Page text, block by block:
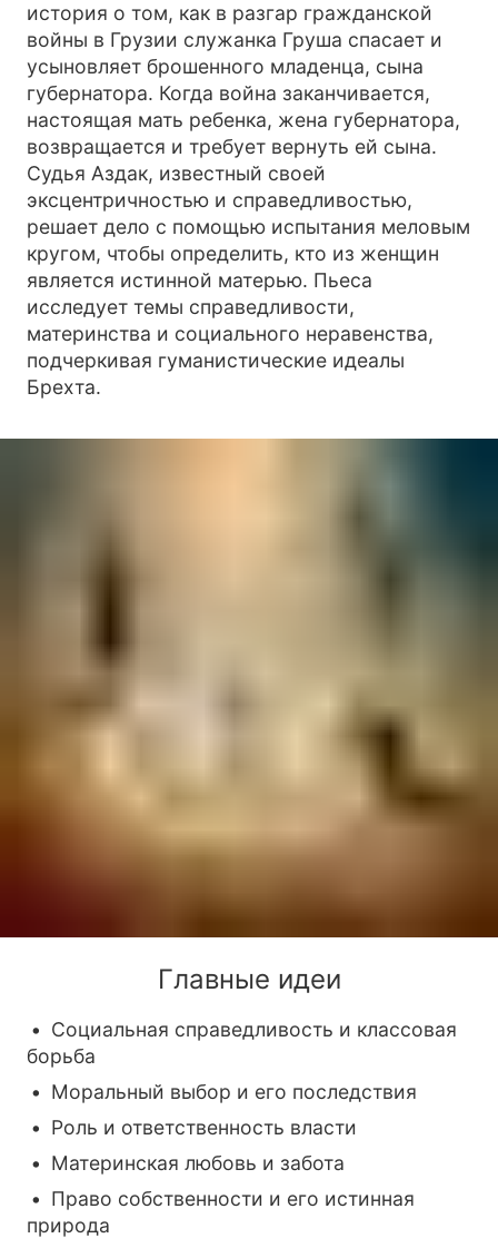
история о том, как в разгар гражданской
войны в Грузии служанка Груша спасает и
усыновляет брошенного младенца, сына
губернатора. Когда война заканчивается,
настоящая мать ребенка, жена губернатора,
возвращается и требует вернуть ей сына.
Судья Аздак, известный своей
эксцентричностью и справедливостью,
решает дело с помощью испытания меловым
кругом, чтобы определить, кто из женщин
является истинной матерью. Пьеса
исследует темы справедливости,
материнства и социального неравенства,
подчеркивая гуманистические идеалы
Брехта.
Главные идеи
Социальная справедливость и классовая
борьба
Моральный выбор и его последствия
Роль и ответственность власти
Материнская любовь и забота
Право собственности и его истинная
природа